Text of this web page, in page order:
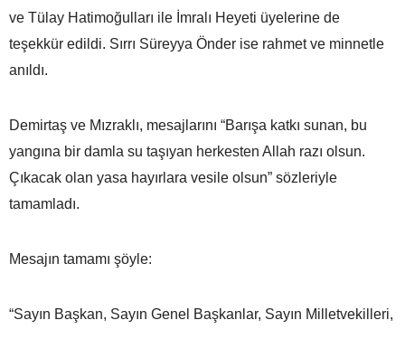
ve Tülay Hatimoğulları ile İmralı Heyeti üyelerine de
teşekkür edildi. Sırrı Süreyya Önder ise rahmet ve minnetle
anıldı.
Demirtaş ve Mızraklı, mesajlarını “Barışa katkı sunan, bu
yangına bir damla su taşıyan herkesten Allah razı olsun.
Çıkacak olan yasa hayırlara vesile olsun” sözleriyle
tamamladı.
Mesajın tamamı şöyle:
“Sayın Başkan, Sayın Genel Başkanlar, Sayın Milletvekilleri,